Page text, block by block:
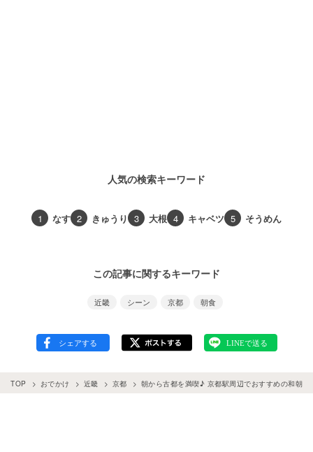
人気の検索キーワード
1 なす 2 きゅうり 3 大根 4 キャベツ 5 そうめん
この記事に関するキーワード
近畿 シーン 京都 朝食
TOP おでかけ 近畿 京都 朝から古都を満喫♪ 京都駅周辺でおすすめの和朝食